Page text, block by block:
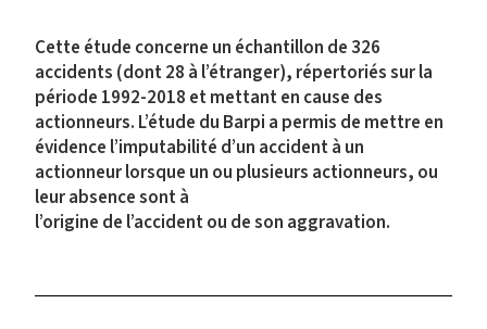
Cette étude concerne un échantillon de 326
accidents (dont 28 à l’étranger), répertoriés sur la
période 1992-2018 et mettant en cause des
actionneurs. L’étude du Barpi a permis de mettre en
évidence l’imputabilité d’un accident à un
actionneur lorsque un ou plusieurs actionneurs, ou
leur absence sont à
l’origine de l’accident ou de son aggravation.